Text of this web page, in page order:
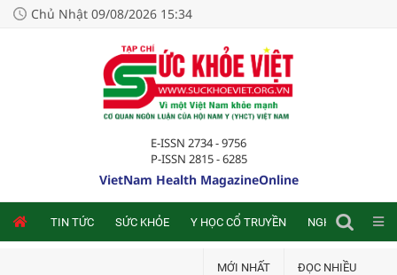
Chủ Nhật 09/08/2026 15:34
E-ISSN 2734 - 9756
P-ISSN 2815 - 6285
VietNam Health MagazineOnline
TIN TỨC SỨC KHỎE Y HỌC CỔ TRUYỀN NGHIÊN CỨU
MỚI NHẤT ĐỌC NHIỀU